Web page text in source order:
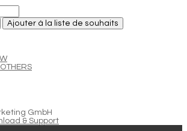
Ajouter à la liste de souhaits
GmbH
& Support